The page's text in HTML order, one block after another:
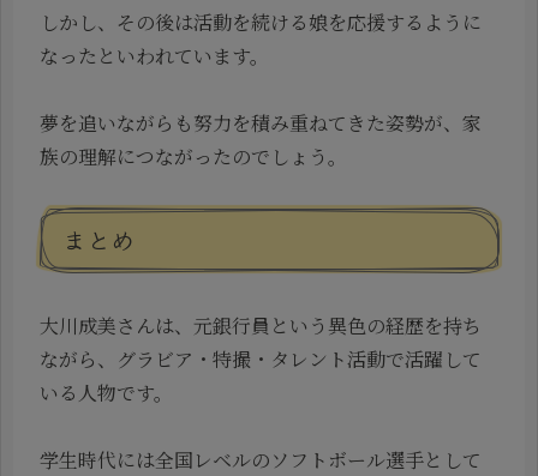
しかし、その後は活動を続ける娘を応援するように
なったといわれています。
夢を追いながらも努力を積み重ねてきた姿勢が、家
族の理解につながったのでしょう。
まとめ
大川成美さんは、元銀行員という異色の経歴を持ち
ながら、グラビア・特撮・タレント活動で活躍して
いる人物です。
学生時代には全国レベルのソフトボール選手として